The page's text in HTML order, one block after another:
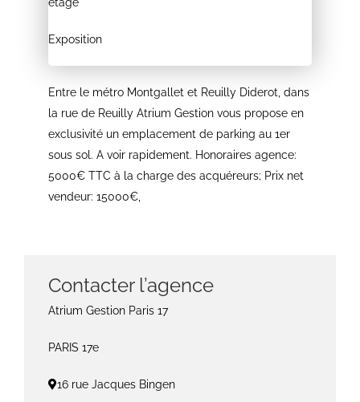
étage
Exposition
Entre le métro Montgallet et Reuilly Diderot, dans
la rue de Reuilly Atrium Gestion vous propose en
exclusivité un emplacement de parking au 1er
sous sol. A voir rapidement. Honoraires agence:
5000€ TTC à la charge des acquéreurs; Prix net
vendeur: 15000€,
Contacter l’agence
Atrium Gestion Paris 17
PARIS 17e
16 rue Jacques Bingen